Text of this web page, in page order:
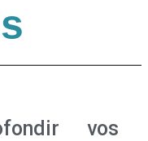
vos